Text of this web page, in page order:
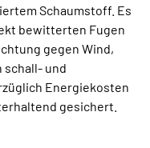
Schaumstoff. Es
bewitterten Fugen
gegen Wind,
schall- und
Energiekosten
gesichert.